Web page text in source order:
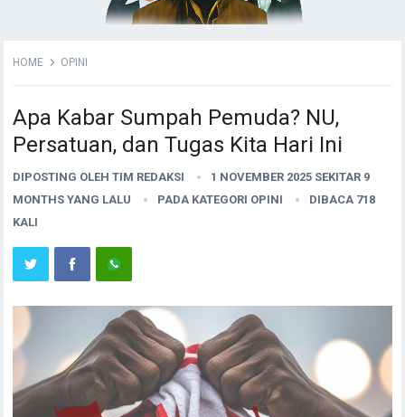
HOME OPINI
Apa Kabar Sumpah Pemuda? NU,
Persatuan, dan Tugas Kita Hari Ini
DIPOSTING OLEHTIM REDAKSI
1 NOVEMBER 2025 SEKITAR 9
MONTHS YANG LALU
PADA KATEGORI OPINI
DIBACA 718
KALI